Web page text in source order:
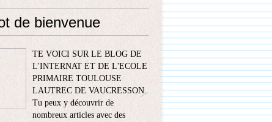
de bienvenue
TE VOICI SUR LE BLOG DE
L'INTERNAT ET DE L'ECOLE
PRIMAIRE TOULOUSE
LAUTREC DE VAUCRESSON.
Tu peux y découvrir de
nombreux articles avec des